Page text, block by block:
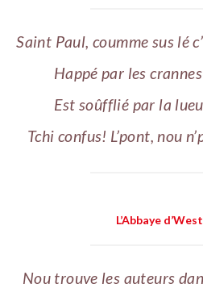
Saint Paul, coumme sus lé
Happé par les
Est soûfflié par la
Tchi confus! L’pont, nou
L’Abbaye
Nou trouve les auteurs